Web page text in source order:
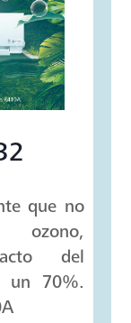
que no
del
un 70%.